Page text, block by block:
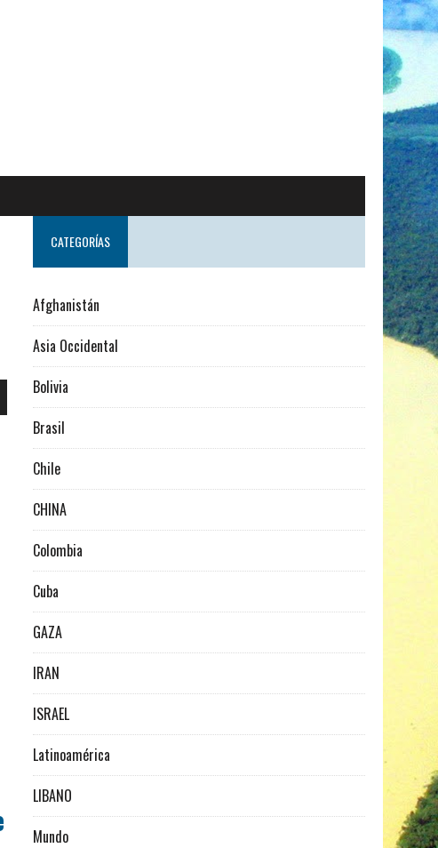
desde Suecia
CATEGORÍAS
Afghanistán
Asia Occidental
Bolivia
Brasil
Chile
CHINA
Colombia
Cuba
GAZA
IRAN
ISRAEL
Latinoamérica
LIBANO
Mundo